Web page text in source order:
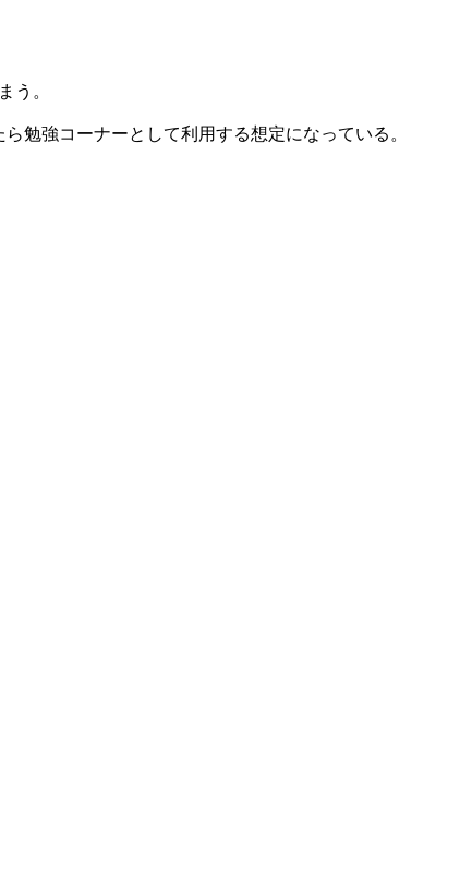
う。
勉強コーナーとして利用する想定になっている。